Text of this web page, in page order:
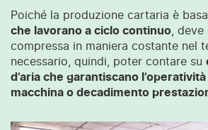
Poiché la produzione cartaria è
che lavorano a ciclo continuo ,
compressa in maniera costante nel
necessario, quindi, poter contare su
d’aria che garantiscano
macchina o decadimento